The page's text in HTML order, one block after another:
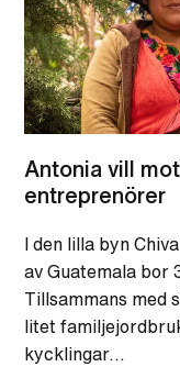
Antonia vill
entreprenörer
I den lilla byn
av Guatemala bor
Tillsammans med
litet
kycklingar…